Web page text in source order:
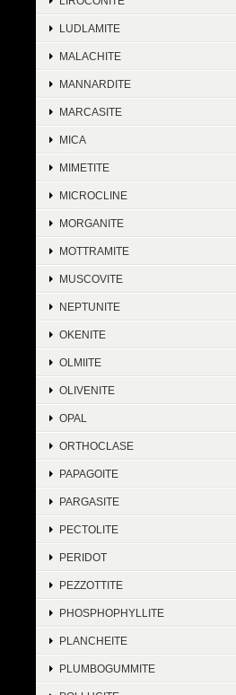
LUDLAMITE
MALACHITE
MANNARDITE
MARCASITE
MICA
MIMETITE
MICROCLINE
MORGANITE
MOTTRAMITE
MUSCOVITE
NEPTUNITE
OKENITE
OLMIITE
OLIVENITE
OPAL
ORTHOCLASE
PAPAGOITE
PARGASITE
PECTOLITE
PERIDOT
PEZZOTTITE
PHOSPHOPHYLLITE
PLANCHEITE
PLUMBOGUMMITE